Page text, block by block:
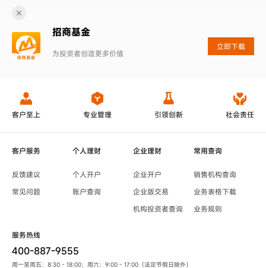
招商基金
为投资者创造更多价值
立即下载
客户至上 专业管理 引领创新 社会责任
客户服务
反馈建议
常见问题
个人理财
个人开户
账户查询
企业理财
企业开户
企业版交易
机构投资者查询
常用查询
销售机构查询
业务表格下载
业务规则
服务热线
400-887-9555
周一至周五：8:30 - 18:00；周六：9:00 - 17:00（法定节假日除外）